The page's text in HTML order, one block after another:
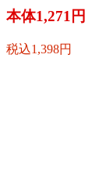
本体1,271円
税込1,398円